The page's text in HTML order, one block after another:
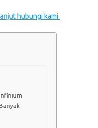
hubungi kami.